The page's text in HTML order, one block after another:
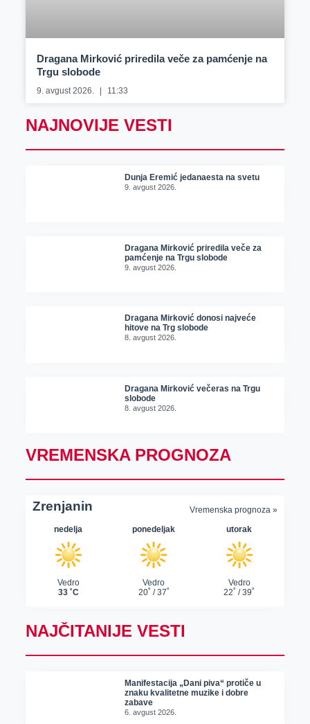
Dragana Mirković priredila veče za pamćenje na
Trgu slobode
9. avgust 2026. 11:33
NAJNOVIJE VESTI
Dunja Eremić jedanaesta na svetu
9. avgust 2026.
Dragana Mirković priredila veče za
pamćenje na Trgu slobode
9. avgust 2026.
Dragana Mirković donosi najveće
hitove na Trg slobode
8. avgust 2026.
Dragana Mirković večeras na Trgu
slobode
8. avgust 2026.
VREMENSKA PROGNOZA
NAJČITANIJE VESTI
Manifestacija „Dani piva“ protiče u
znaku kvalitetne muzike i dobre
zabave
6. avgust 2026.